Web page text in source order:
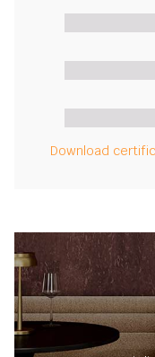
Download